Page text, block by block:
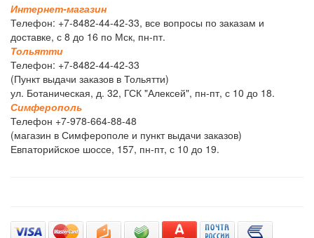
Интернет-магазин
Телефон: +7-8482-44-42-33, все вопросы по заказам и
доставке, с 8 до 16 по Мск, пн-пт.
Тольятти
Телефон: +7-8482-44-42-33
(Пункт выдачи заказов в Тольятти)
ул. Ботаническая, д. 32, ГСК "Алексей", пн-пт, с 10 до 18.
Симферополь
Телефон +7-978-664-88-48
(магазин в Симферополе и пункт выдачи заказов)
Евпаторийское шоссе, 157, пн-пт, с 10 до 19.